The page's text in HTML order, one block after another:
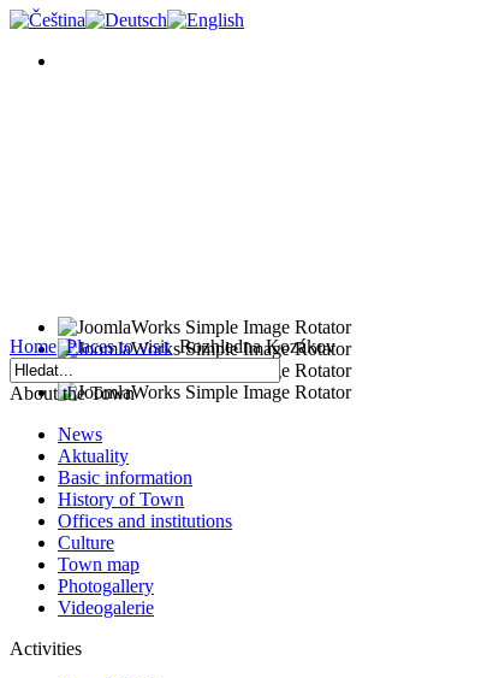
Home Places to visit Rozhledna Kozákov
About the Town
News
Aktuality
Basic information
History of Town
Offices and institutions
Culture
Town map
Photogallery
Videogalerie
Activities